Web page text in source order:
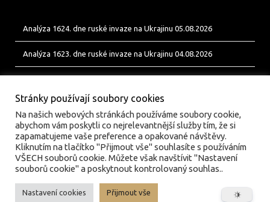
Analýza 1624. dne ruské invaze na Ukrajinu 05.08.2026
Analýza 1623. dne ruské invaze na Ukrajinu 04.08.2026
© valka.online | Vydavatel: Jan Tofl, Plzeň | ISSN 3029-
Stránky používají soubory cookies
Na našich webových stránkách používáme soubory cookie,
abychom vám poskytli co nejrelevantnější služby tím, že si
zapamatujeme vaše preference a opakované návštěvy.
Kliknutím na tlačítko "Přijmout vše" souhlasíte s používáním
VŠECH souborů cookie. Můžete však navštívit "Nastavení
souborů cookie" a poskytnout kontrolovaný souhlas..
Nastavení cookies Přijmout vše